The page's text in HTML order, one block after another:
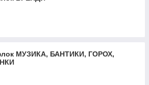
МУЗИКА, БАНТИКИ, ГОРОХ,